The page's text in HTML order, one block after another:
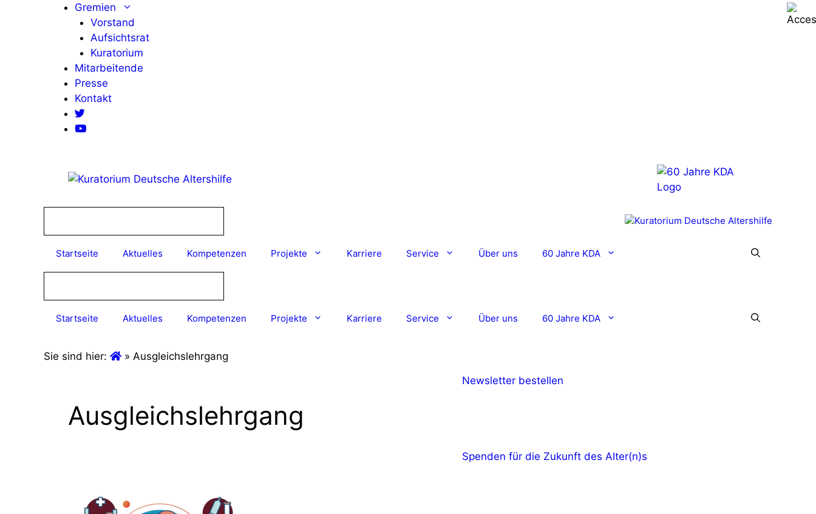
Gremien
Vorstand
Aufsichtsrat
Kuratorium
Mitarbeitende
Presse
Kontakt
Startseite Aktuelles Kompetenzen Projekte Karriere Service Über uns 60 Jahre KDA
Startseite Aktuelles Kompetenzen Projekte Karriere Service Über uns 60 Jahre KDA
Sie sind hier: » Ausgleichslehrgang
Ausgleichslehrgang
Newsletter bestellen
Spenden für die Zukunft des Alter(n)s